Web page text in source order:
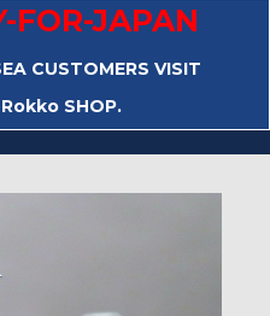
FOR-JAPAN
CUSTOMERS VISIT
Rokko SHOP.